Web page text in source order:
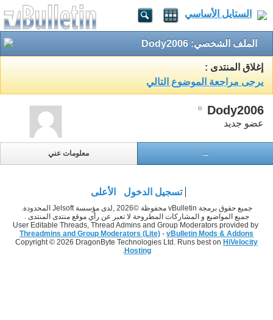
الستايل الأساسي
الملف الشخصي: Dody2006
إغلاق المنتدى :
يرجى مراجعة الموضوع التالي
Dody2006
عضو جديد
معلومات عني ...
تسجيل الدخول الأعلى
جميع حقوق برمجة vBulletin محفوظة ©2026 ,لدى مؤسسة Jelsoft المحدودة.
جميع المواضيع و المشاركات المطروحة لا تعبر عن رأي موقع منتدى المنتدى .
User Editable Threads, Thread Admins and Group Moderators provided by
Threadmins and Group Moderators (Lite) - vBulletin Mods & Addons
Copyright © 2026 DragonByte Technologies Ltd. Runs best on HiVelocity
Hosting
.